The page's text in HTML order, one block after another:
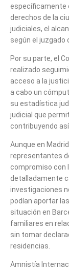
específicamente
derechos de la
judiciales, el
según el juzgado
Por su parte, el
realizado
acceso a la
a cabo un
su estadística
judicial que
contribuyendo
Aunque en
representantes
compromiso con
detalladamente
investigaciones
podían aportar
situación en
familiares en
sin tomar
residencias.
Amnistía